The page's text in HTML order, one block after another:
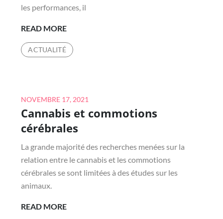
les performances, il
READ MORELES
MEILLEURS
ENDROITS
VOITURE
ACTUALITÉ
Posted
on
NOVEMBRE 17, 2021
Cannabis et commotions
cérébrales
La grande majorité des recherches menées sur la
relation entre le cannabis et les commotions
cérébrales se sont limitées à des études sur les
animaux.
READ MORECANNABIS